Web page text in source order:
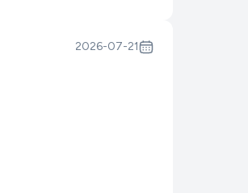
2026-07-21